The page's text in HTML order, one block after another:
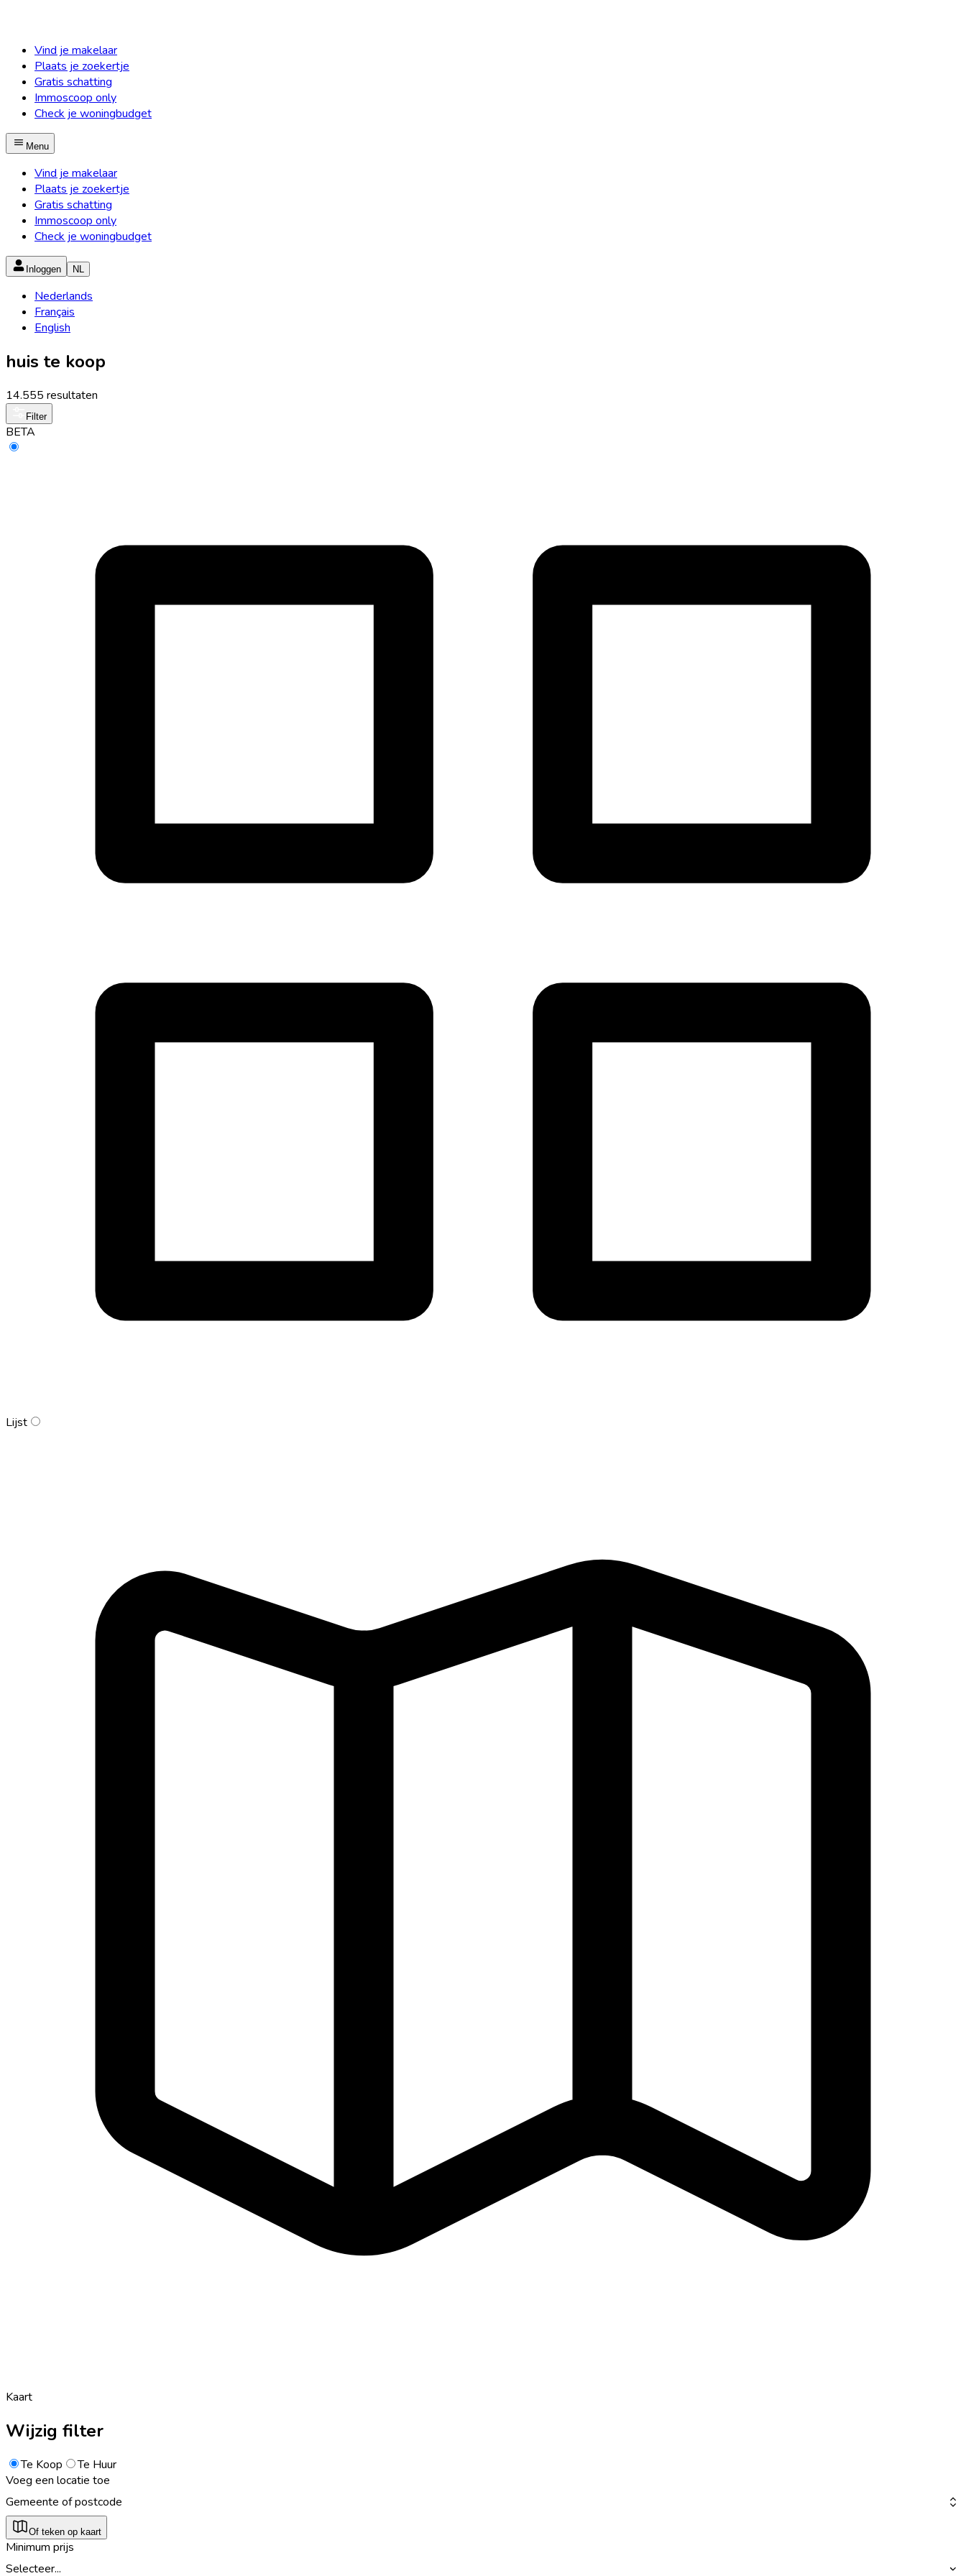
Vind je makelaar
Plaats je zoekertje
Gratis schatting
Immoscoop only
Check je woningbudget
Menu
Vind je makelaar
Plaats je zoekertje
Gratis schatting
Immoscoop only
Check je woningbudget
Inloggen NL
Nederlands
Français
English
huis te koop
14.555 resultaten
Filter
BETA
Lijst
Kaart
Wijzig filter
Te Koop
Te Huur
Voeg een locatie toe
Gemeente of postcode
Of teken op kaart
Minimum prijs
Selecteer...